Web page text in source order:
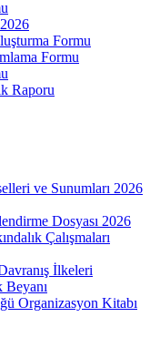
Formu
Formu
Raporu
ve Sunumları 2026
Dosyası 2026
Çalışmaları
İlkeleri
Organizasyon Kitabı